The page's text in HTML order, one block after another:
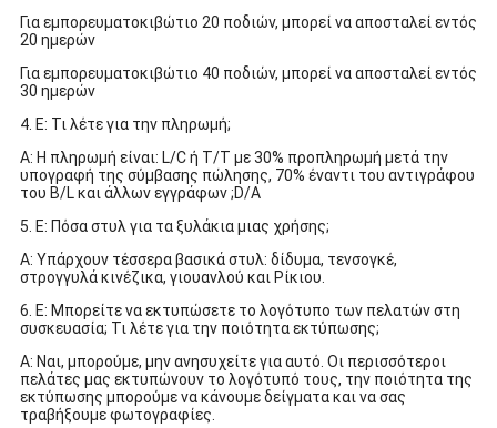
Για εμπορευματοκιβώτιο 20 ποδιών, μπορεί να αποσταλεί εντός
20 ημερών
Για εμπορευματοκιβώτιο 40 ποδιών, μπορεί να αποσταλεί εντός
30 ημερών
4. Ε: Τι λέτε για την πληρωμή;
Α: Η πληρωμή είναι: L/C ή T/T με 30% προπληρωμή μετά την
υπογραφή της σύμβασης πώλησης, 70% έναντι του αντιγράφου
του B/L και άλλων εγγράφων ;D/A
5. Ε: Πόσα στυλ για τα ξυλάκια μιας χρήσης;
Α: Υπάρχουν τέσσερα βασικά στυλ: δίδυμα, τενσογκέ,
στρογγυλά κινέζικα, γιουανλού και Ρίκιου.
6. Ε: Μπορείτε να εκτυπώσετε το λογότυπο των πελατών στη
συσκευασία; Τι λέτε για την ποιότητα εκτύπωσης;
Α: Ναι, μπορούμε, μην ανησυχείτε για αυτό. Οι περισσότεροι
πελάτες μας εκτυπώνουν το λογότυπό τους, την ποιότητα της
εκτύπωσης μπορούμε να κάνουμε δείγματα και να σας
τραβήξουμε φωτογραφίες.